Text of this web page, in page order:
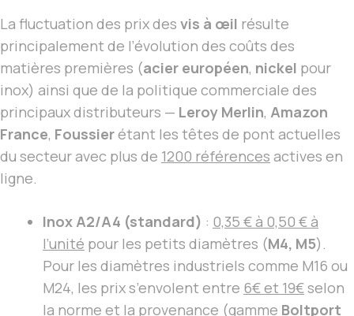
La fluctuation des prix des vis à œil résulte
principalement de l’évolution des coûts des
matières premières (acier européen, nickel pour
inox) ainsi que de la politique commerciale des
principaux distributeurs — Leroy Merlin, Amazon
France, Foussierétant les têtes de pont actuelles
du secteur avec plus de 1200 références actives en
ligne.
Inox A2/A4 (standard) : 0,35 € à 0,50 € à
l’unité pour les petits diamètres (M4, M5).
Pour les diamètres industriels comme M16 ou
M24, les prix s’envolent entre 6€ et 19€selon
la norme et la provenance (gamme Boltport